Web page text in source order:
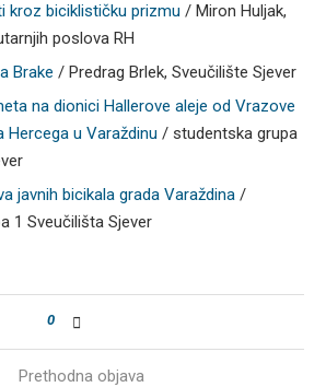
kroz biciklističku prizmu / Miron Huljak,
poslova RH
Brake / Predrag Brlek, Sveučilište Sjever
na dionici Hallerove aleje od Vrazove
Hercega u Varaždinu / studentska grupa
javnih bicikala grada Varaždina /
1 Sveučilišta Sjever
0
Prethodna objava